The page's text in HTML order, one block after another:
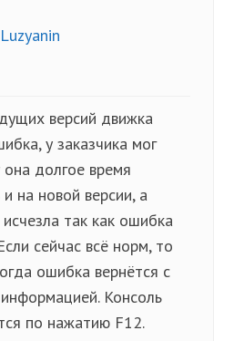
версий движка
у заказчика мог
долгое время
на новой версии, а
так как ошибка
сейчас всё норм, то
ошибка вернётся с
Консоль
по нажатию F12.